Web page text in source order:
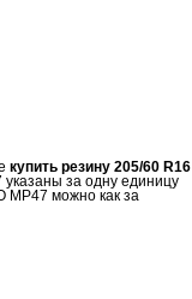
купить резину 205/60 R16
за одну единицу
MP47 можно как за